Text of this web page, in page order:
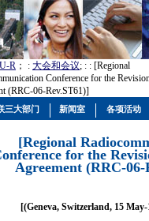
R ； : 大会和会议; : : [Regional
Conference for the
(RRC-06-Rev.ST61)]
[Regional
for the
Agreement (RRC-06-
[(Geneva, Switzerland, 15
三大部门 新闻室 各项活动